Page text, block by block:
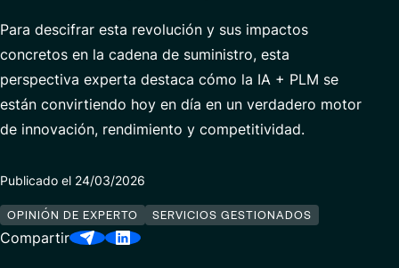
Servicios Gestionados
Socios
Para descifrar esta revolución y sus impactos
concretos en la cadena de suministro, esta
perspectiva experta destaca cómo la IA + PLM se
están convirtiendo hoy en día en un verdadero motor
de innovación, rendimiento y competitividad.
Publicado el 24/03/2026
OPINIÓN DE EXPERTO SERVICIOS GESTIONADOS
Compartir